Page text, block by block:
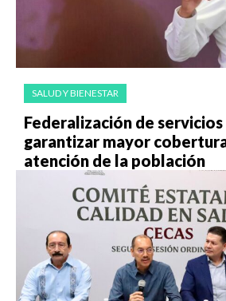
SALUD Y BIENESTAR
Federalización de servicios
garantizar mayor
atención de la población